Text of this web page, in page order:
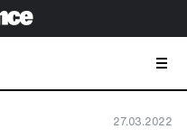
27.03.2022